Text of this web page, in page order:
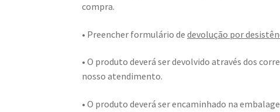
compra.
• Preencher formulário dedevolução por
• O produto deverá ser devolvido através dos
nosso atendimento.
• O produto deverá ser encaminhado na